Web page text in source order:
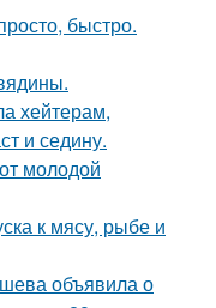
быстро.
хейтерам,
и седину.
молодой
к мясу, рыбе и
объявила о